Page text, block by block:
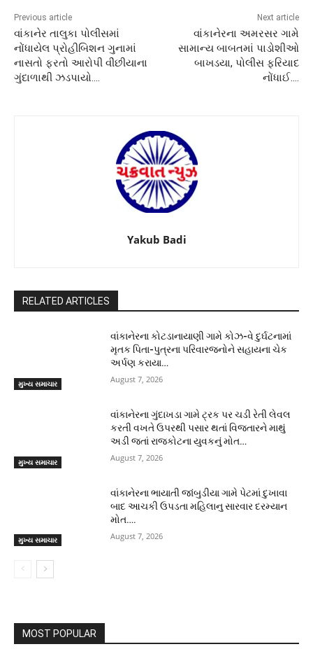
Previous article
વાંકાનેર તાલુકા પોલીસમાં
નોંધાયેલ પ્રોહીબિશન ગુનામાં
નાસતો ફરતો આરોપી વીંછીયાના
ગુંદાળાથી ઝડપાયો….
Next article
વાંકાનેરના અમરસર ગામે
સામાન્ય બાબતમાં પાડોશીઓ
બાખડયા, પોલીસ ફરિયાદ
નોંધાઈ….
Yakub Badi
RELATED ARTICLES
મુખ્ય સમાચાર
વાંકાનેરના કોટડાનાયાણી ગામે કોઝ-વે દુર્ઘટનામાં
મૃતક પિતા-પુત્રના પરિવારજનોને સહાયના ચેક
અર્પણ કરાયા…
August 7, 2026
મુખ્ય સમાચાર
વાંકાનેરના ગુંદાખડા ગામે ટ્રક પર ચડી રેતી લેવલ
કરતી વખતે ઉપરથી પસાર થતાં વિજતારને માથું
અડી જતાં રાજકોટના યુવકનું મોત…
August 7, 2026
મુખ્ય સમાચાર
વાંકાનેરના ભાયાતી જાંબુડીયા ગામે પેટમાં દુખાવા
બાદ આચકી ઉપડતા મહિલાનુ સારવાર દરમ્યાન
મોત….
August 7, 2026
MOST POPULAR